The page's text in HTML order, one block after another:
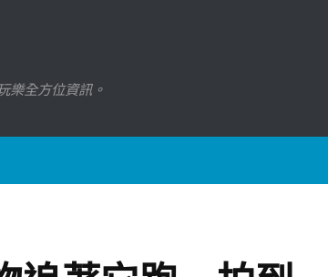
樂全方位資訊。